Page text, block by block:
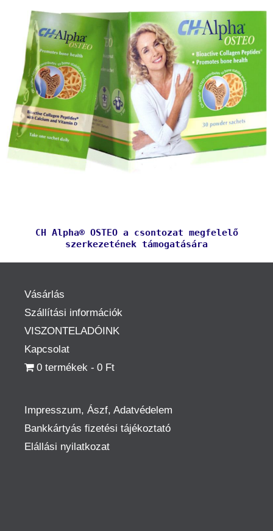
CH Alpha® OSTEO a csontozat megfelelő
szerkezetének támogatására
Vásárlás
Szállítási információk
VISZONTELADÓINK
Kapcsolat
0 termékek
0 Ft
Impresszum, Ászf, Adatvédelem
Bankkártyás fizetési tájékoztató
Elállási nyilatkozat